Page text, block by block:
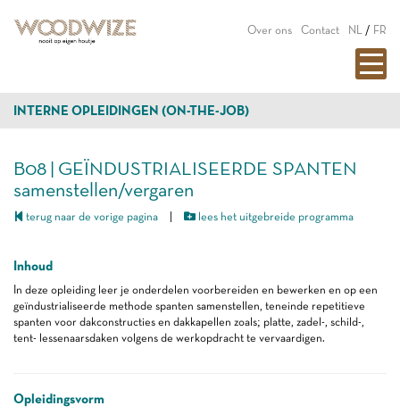
Over ons Contact NL / FR
INTERNE OPLEIDINGEN (ON-THE-JOB)
B08 | GEÏNDUSTRIALISEERDE SPANTEN
samenstellen/vergaren
terug naar de vorige pagina lees het uitgebreide programma
Inhoud
In deze opleiding leer je onderdelen voorbereiden en bewerken en op een
geïndustrialiseerde methode spanten samenstellen, teneinde repetitieve
spanten voor dakconstructies en dakkapellen zoals; platte, zadel-, schild-,
tent- lessenaarsdaken volgens de werkopdracht te vervaardigen.
Opleidingsvorm